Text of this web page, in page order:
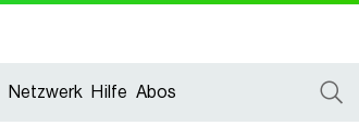
Netzwerk Hilfe Abos